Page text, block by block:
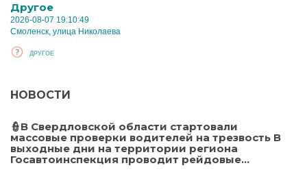
Другое
2026-08-07 19:10:49
Смоленск, улица Николаева
ДРУГОЕ
НОВОСТИ
👮В Свердловской области стартовали
массовые проверки водителей на трезвость В
выходные дни на территории региона
Госавтоинспекция проводит рейдовые...